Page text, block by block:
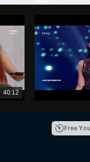
40:12
Free